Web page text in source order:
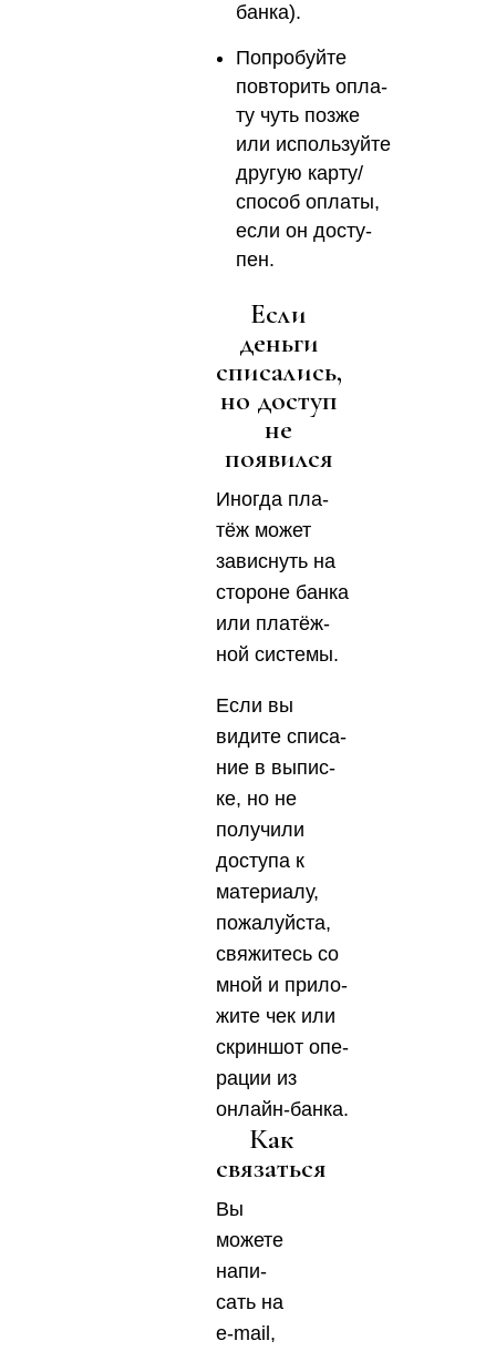
бан­ка).
Попро­буй­те
повто­рить опла­
ту чуть поз­же
или исполь­зуй­те
дру­гую карту/
способ опла­ты,
если он досту­
пен.
Если
деньги
списались,
но доступ
не
появился
Ино­гда пла­
тёж может
завис­нуть на
сто­роне бан­ка
или пла­тёж­
ной систе­мы.
Если вы
види­те спи­са­
ние в выпис­
ке, но не
полу­чи­ли
досту­па к
мате­ри­а­лу,
пожа­луй­ста,
свя­жи­тесь со
мной и при­ло­
жи­те чек или
скрин­шот опе­
ра­ции из
онлайн‑банка.
Как
связаться
Вы
може­те
напи­
сать на
e‑mail,